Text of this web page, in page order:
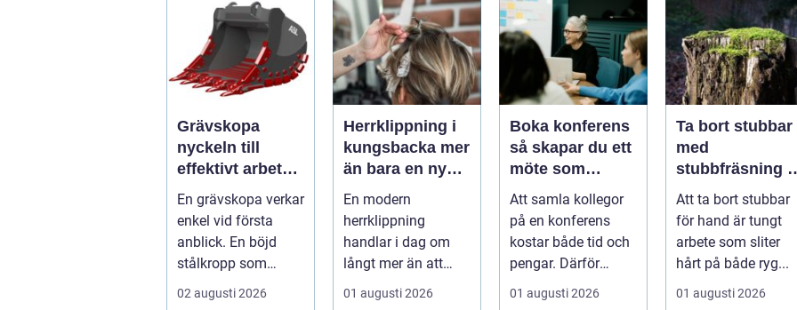
Grävskopa
nyckeln till
effektivt arbete i
mark och
material
En grävskopa verkar
enkel vid första
anblick. En böjd
stålkropp som
flyttar jord, sten eller
schaktm...
02 augusti 2026
Herrklippning i
kungsbacka mer
än bara en ny
frisyr
En modern
herrklippning
handlar i dag om
långt mer än att
korta ned håret.
Många män vill ha
01 augusti 2026
Boka konferens
så skapar du ett
möte som
faktiskt gör
skillnad
Att samla kollegor
på en konferens
kostar både tid och
pengar. Därför
behöver mötet ge
verkligt värd...
01 augusti 2026
Ta bort stubbar
med
stubbfräsning i
Härjedalen –
skonsamt och
effektivt
Att ta bort stubbar
för hand är tungt
arbete som sliter
hårt på både ryg...
01 augusti 2026